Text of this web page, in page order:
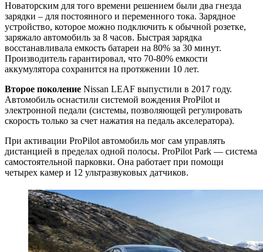
Новаторским для того времени решением были два гнезда
зарядки – для постоянного и переменного тока. Зарядное
устройство, которое можно подключить к обычной розетке,
заряжало автомобиль за 8 часов. Быстрая зарядка
восстанавливала емкость батареи на 80% за 30 минут.
Производитель гарантировал, что 70-80% емкости
аккумулятора сохранится на протяжении 10 лет.
Второе поколение Nissan LEAF выпустили в 2017 году.
Автомобиль оснастили системой вождения ProPilot и
электронной педали (системы, позволяющей регулировать
скорость только за счет нажатия на педаль акселератора).
При активации ProPilot автомобиль мог сам управлять
дистанцией в пределах одной полосы. ProPilot Park — система
самостоятельной парковки. Она работает при помощи
четырех камер и 12 ультразвуковых датчиков.